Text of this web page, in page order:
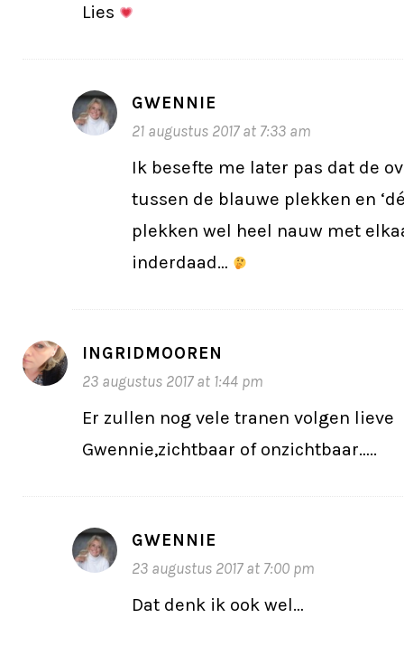
Lies
GWENNIE
21 augustus 2017 at 7:33 am
Ik besefte me later pas dat de
tussen de blauwe plekken en
plekken wel heel nauw met
inderdaad…
INGRIDMOOREN
23 augustus 2017 at 1:44 pm
Er zullen nog vele tranen volgen lieve
Gwennie,zichtbaar of onzichtbaar…..
GWENNIE
23 augustus 2017 at 7:00 pm
Dat denk ik ook wel…